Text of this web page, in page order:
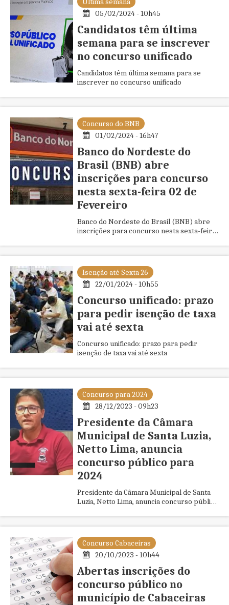
05/02/2024 - 10h45
Candidatos têm última
semana para se inscrever
no concurso unificado
Candidatos têm última semana para se
inscrever no concurso unificado
Concurso do BNB
01/02/2024 - 16h47
Banco do Nordeste do
Brasil (BNB) abre
inscrições para concurso
nesta sexta-feira 02 de
Fevereiro
Banco do Nordeste do Brasil (BNB) abre
inscrições para concurso nesta sexta-feira
Isenção até Sexta 26
22/01/2024 - 10h55
Concurso unificado: prazo
para pedir isenção de taxa
vai até sexta
Concurso unificado: prazo para pedir
isenção de taxa vai até sexta
Concurso para 2024
28/12/2023 - 09h23
Presidente da Câmara
Municipal de Santa Luzia,
Netto Lima, anuncia
concurso público para
2024
Presidente da Câmara Municipal de Santa
Luzia, Netto Lima, anuncia concurso público
Concurso Cabaceiras
20/10/2023 - 10h44
Abertas inscrições do
concurso público no
município de Cabaceiras